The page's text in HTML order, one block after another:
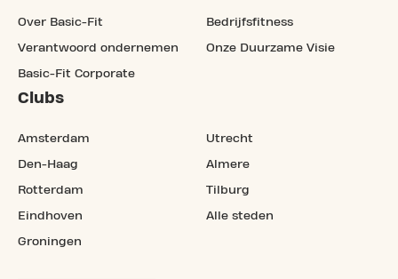
Over Basic-Fit
Verantwoord ondernemen
Basic-Fit Corporate
Bedrijfsfitness
Onze Duurzame Visie
Clubs
Amsterdam
Den-Haag
Rotterdam
Eindhoven
Groningen
Utrecht
Almere
Tilburg
Alle steden